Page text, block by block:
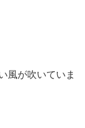
風が吹いていま